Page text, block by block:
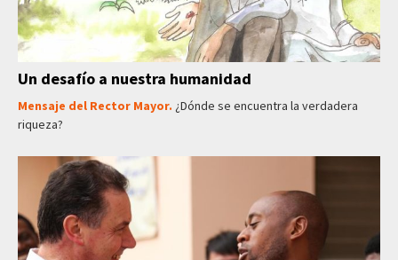
Un desafío a nuestra humanidad
Mensaje del Rector Mayor. ¿Dónde se encuentra la verdadera
riqueza?